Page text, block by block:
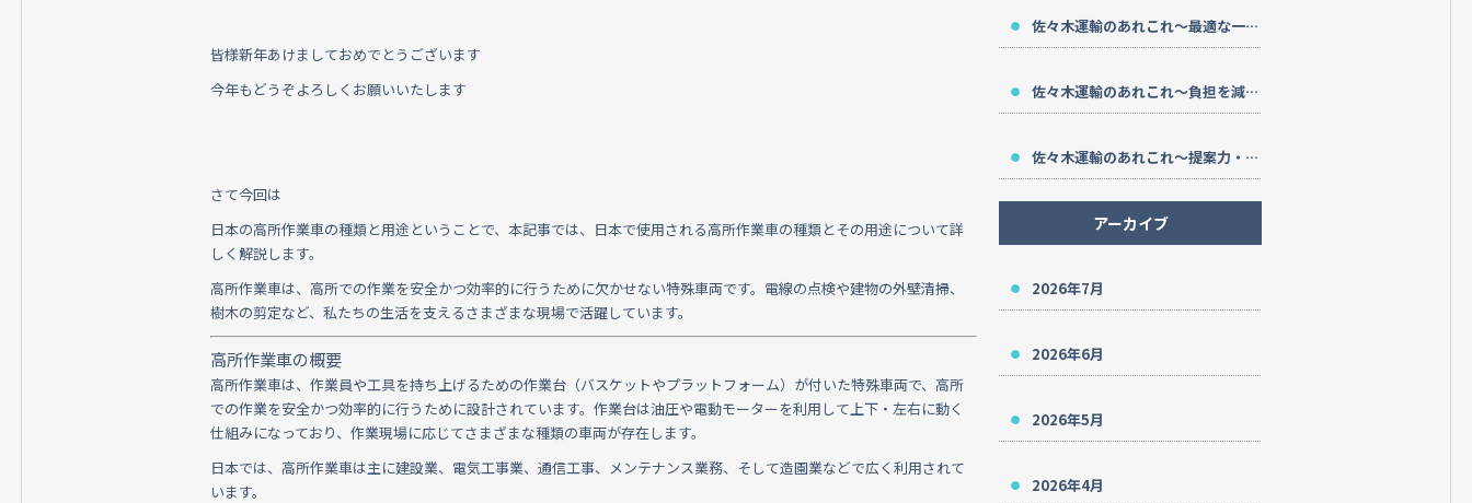
b
o
皆様新年あけましておめでとうございます
今年もどうぞよろしくお願いいたします
さて今回は
日本の高所作業車の種類と用途ということで、本記事では、日本で使用される高所作業車の種類とその用途について詳
しく解説します。
高所作業車は、高所での作業を安全かつ効率的に行うために欠かせない特殊車両です。電線の点検や建物の外壁清掃、
樹木の剪定など、私たちの生活を支えるさまざまな現場で活躍しています。
高所作業車の概要
高所作業車は、作業員や工具を持ち上げるための作業台（バスケットやプラットフォーム）が付いた特殊車両で、高所
での作業を安全かつ効率的に行うために設計されています。作業台は油圧や電動モーターを利用して上下・左右に動く
仕組みになっており、作業現場に応じてさまざまな種類の車両が存在します。
日本では、高所作業車は主に建設業、電気工事業、通信工事、メンテナンス業務、そして造園業などで広く利用されて
います。
佐々木運輸のあれこれ～最適な一台を～
佐々木運輸のあれこれ～負担を減らす～
佐々木運輸のあれこれ～提案力・安全性・サポート～
アーカイブ
2026年7月
2026年6月
2026年5月
2026年4月